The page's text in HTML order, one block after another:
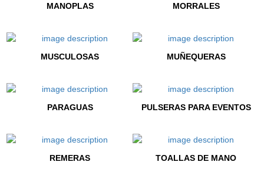
MANOPLAS MORRALES
MUSCULOSAS MUÑEQUERAS
PARAGUAS PULSERAS PARA EVENTOS
REMERAS TOALLAS DE MANO